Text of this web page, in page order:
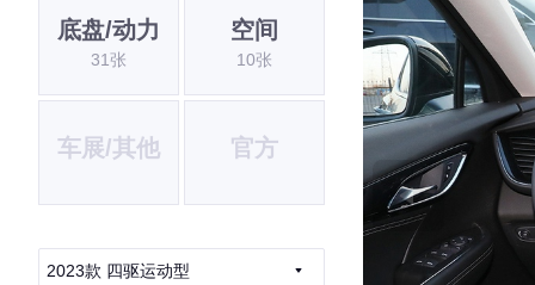
底盘/动力
31张
空间
10张
车展/其他 官方
2023款 四驱运动型